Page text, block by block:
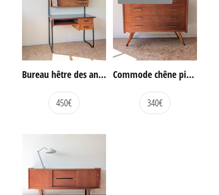
Bureau hêtre des années 60
450€
Commode chêne pieds compas vintage
340€